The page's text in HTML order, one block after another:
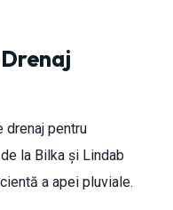
pentru
la Bilka și Lindab
a apei pluviale.